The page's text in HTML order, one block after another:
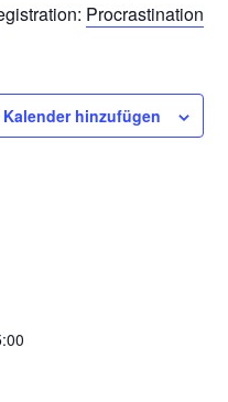
Procrastination
Kalender hinzufügen